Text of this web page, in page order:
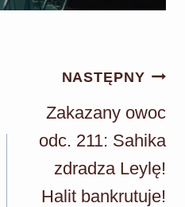
NASTĘPNY
Zakazany owoc
odc. 211: Sahika
zdradza Leylę!
Halit bankrutuje!